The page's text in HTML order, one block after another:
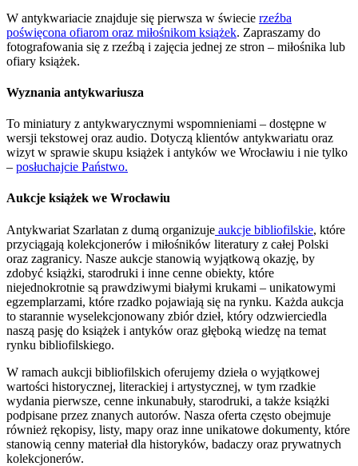
W antykwariacie znajduje się pierwsza w świecie rzeźba
poświęcona ofiarom oraz miłośnikom książek. Zapraszamy do
fotografowania się z rzeźbą i zajęcia jednej ze stron – miłośnika lub
ofiary książek.
Wyznania antykwariusza
To miniatury z antykwarycznymi wspomnieniami – dostępne w
wersji tekstowej oraz audio. Dotyczą klientów antykwariatu oraz
wizyt w sprawie skupu książek i antyków we Wrocławiu i nie tylko
– posłuchajcie Państwo.
Aukcje książek we Wrocławiu
Antykwariat Szarlatan z dumą organizuje aukcje bibliofilskie, które
przyciągają kolekcjonerów i miłośników literatury z całej Polski
oraz zagranicy. Nasze aukcje stanowią wyjątkową okazję, by
zdobyć książki, starodruki i inne cenne obiekty, które
niejednokrotnie są prawdziwymi białymi krukami – unikatowymi
egzemplarzami, które rzadko pojawiają się na rynku. Każda aukcja
to starannie wyselekcjonowany zbiór dzieł, który odzwierciedla
naszą pasję do książek i antyków oraz głęboką wiedzę na temat
rynku bibliofilskiego.
W ramach aukcji bibliofilskich oferujemy dzieła o wyjątkowej
wartości historycznej, literackiej i artystycznej, w tym rzadkie
wydania pierwsze, cenne inkunabuły, starodruki, a także książki
podpisane przez znanych autorów. Nasza oferta często obejmuje
również rękopisy, listy, mapy oraz inne unikatowe dokumenty, które
stanowią cenny materiał dla historyków, badaczy oraz prywatnych
kolekcjonerów.